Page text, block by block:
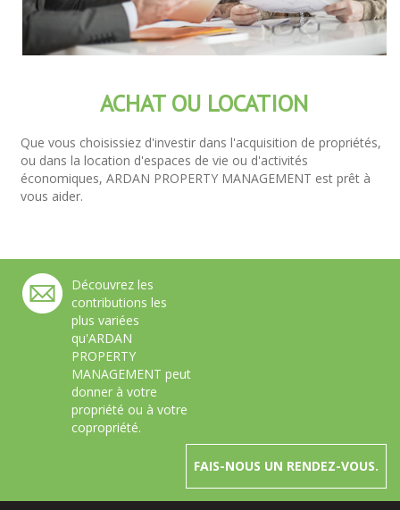
ACHAT OU LOCATION
Que vous choisissiez d'investir dans l'acquisition de propriétés,
ou dans la location d'espaces de vie ou d'activités
économiques, ARDAN PROPERTY MANAGEMENT est prêt à
vous aider.
Découvrez les
contributions les
plus variées
qu'ARDAN
PROPERTY
MANAGEMENT peut
donner à votre
propriété ou à votre
copropriété.
FAIS-NOUS UN RENDEZ-VOUS.